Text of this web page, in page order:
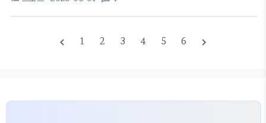
는데, 처음에는 무조건 최신 시설이나 화려한 마케팅
에 눈이 가더군요. 하지만 실제로 연습을 몇 달 해보
어냐 실내냐, 그 미묘한 선택의 기준 많은 분이 인도어
반면, 인도어는 실제 공이 날아가는 궤적을 확인하며
navigate_before 1 2 3 4 5 6 navigate_next